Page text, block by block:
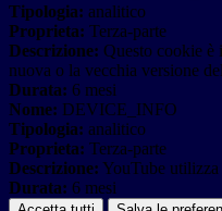
Tipologia: analitico
Proprieta: Terza-parte
Descrizione: Questo cookie è
nuova o la vecchia versione
Durata: 6 mesi
Nome: DEVICE_INFO
Tipologia: analitico
Proprieta: Terza-parte
Descrizione: YouTube
Durata: 6 mesi